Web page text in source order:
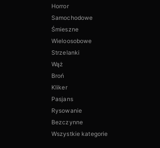
Horror
Samochodowe
Śmieszne
Wieloosobowe
Strzelanki
Wąż
Broń
Kliker
Pasjans
Rysowanie
Bezczynne
Wszystkie kategorie